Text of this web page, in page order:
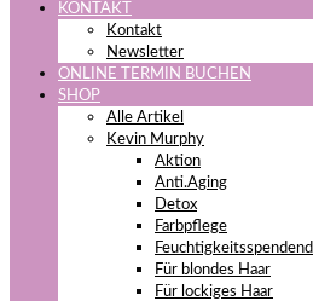
KONTAKT
Kontakt
Newsletter
ONLINE TERMIN BUCHEN
SHOP
Alle Artikel
Kevin Murphy
Aktion
Anti.Aging
Detox
Farbpflege
Feuchtigkeitsspendend
Für blondes Haar
Für lockiges Haar